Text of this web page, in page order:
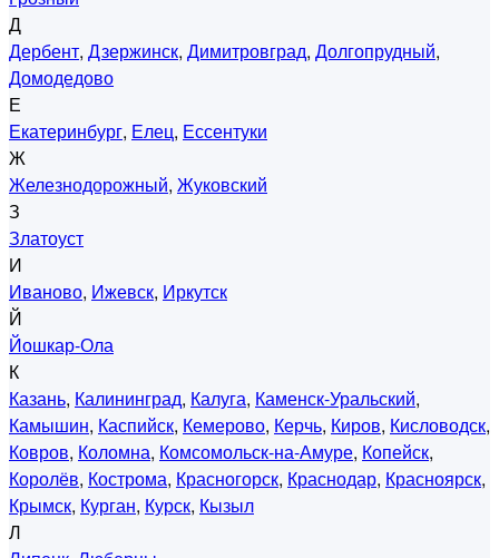
Д
Дербент, Дзержинск, Димитровград, Долгопрудный,
Домодедово
Е
Екатеринбург, Елец, Ессентуки
Ж
Железнодорожный, Жуковский
З
Златоуст
И
Иваново, Ижевск, Иркутск
Й
Йошкар-Ола
К
Казань, Калининград, Калуга, Каменск-Уральский,
Камышин, Каспийск, Кемерово, Керчь, Киров, Кисловодск,
Ковров, Коломна, Комсомольск-на-Амуре, Копейск,
Королёв, Кострома, Красногорск, Краснодар, Красноярск,
Крымск, Курган, Курск, Кызыл
Л